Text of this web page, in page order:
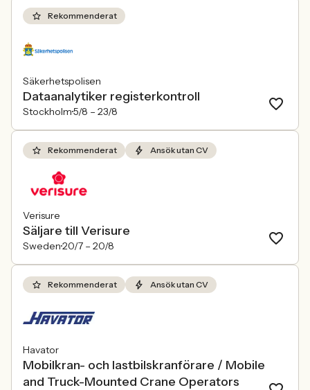
Rekommenderat
Säkerhetspolisen
Dataanalytiker registerkontroll
Stockholm5/8 – 23/8
Rekommenderat Ansök utan CV
Verisure
Säljare till Verisure
Sweden20/7 – 20/8
Rekommenderat Ansök utan CV
Havator
Mobilkran- och lastbilskranförare / Mobile
and Truck-Mounted Crane Operators